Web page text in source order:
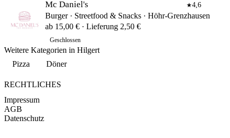
Mc Daniel's ★4,6
Burger · Streetfood & Snacks · Höhr-Grenzhausen
ab 15,00 € · Lieferung 2,50 €
Geschlossen
Weitere Kategorien in Hilgert
Pizza
Döner
RECHTLICHES
Impressum
AGB
Datenschutz